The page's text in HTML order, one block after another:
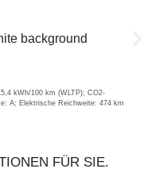
FÜR SIE.
kWh/100 km (WLTP); CO2-
A; Elektrische Reichweite: 474 km